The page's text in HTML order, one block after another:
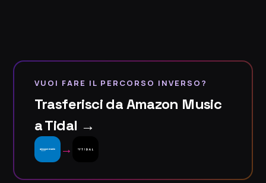
VUOI FARE IL PERCORSO INVERSO?
Trasferisci da Amazon Music
a Tidal →
→